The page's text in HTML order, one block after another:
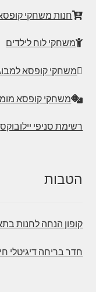
חנות משחקי
משחקי לוח לילדים
משחקי קופסא
משחקי קופסא
רשימת סניפי יילובוקס
הטבות
קופון הנחה לחנות
חדר בריחה דיגיטלי